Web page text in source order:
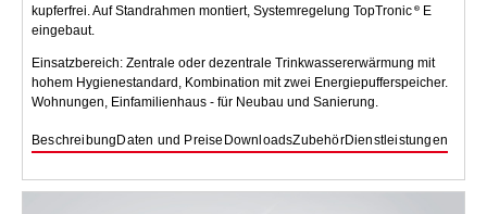
kupferfrei. Auf Standrahmen montiert, Systemregelung TopTronic
E
eingebaut.
Einsatzbereich: Zentrale oder dezentrale Trinkwassererwärmung mit
hohem Hygienestandard, Kombination mit zwei Energiepufferspeicher.
Wohnungen, Einfamilienhaus - für Neubau und Sanierung.
BeschreibungDaten und Preise DownloadsZubehörDienstleistungen